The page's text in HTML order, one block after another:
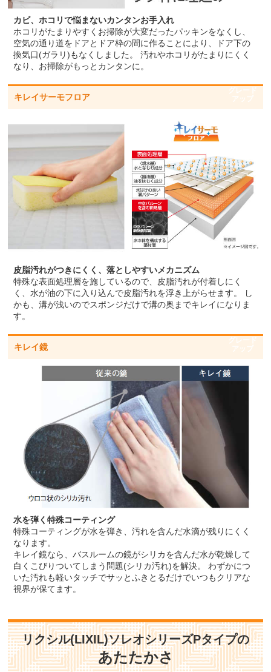
カビ、ホコリで悩まないカンタンお手入れ
ホコリがたまりやすくお掃除が大変だったパッキンをなくし、
空気の通り道をドアとドア枠の間に作ることにより、ドア下の
換気口(ガラリ)もなくしました。 汚れやホコリがたまりにくく
なり、お掃除がもっとカンタンに。
キレイサーモフロア
グレード
アップ
皮脂汚れがつきにくく、落としやすいメカニズム
特殊な表面処理層を施しているので、皮脂汚れが付着しにく
く、水が油の下に入り込んで皮脂汚れを浮き上がらせます。 し
かも、溝が浅いのでスポンジだけで溝の奥までキレイになりま
す。
キレイ鏡
グレード
アップ
水を弾く特殊コーティング
特殊コーティングが水を弾き、汚れを含んだ水滴が残りにくく
なります。
キレイ鏡なら、バスルームの鏡がシリカを含んだ水が乾燥して
白くこびりついてしまう問題(シリカ汚れ)を解決。 わずかにつ
いた汚れも軽いタッチでサッとふきとるだけでいつもクリアな
視界が保てます。
リクシル(LIXIL)ソレオシリーズPタイプの
あたたかさ